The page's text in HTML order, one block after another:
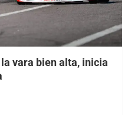
la vara bien alta, inicia